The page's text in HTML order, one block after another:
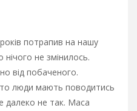
потрапив на нашу
не змінилось.
від побаченого.
люди мають поводитись
далеко не так. Маса